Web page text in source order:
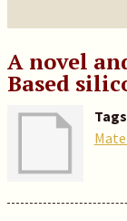
A novel
Based